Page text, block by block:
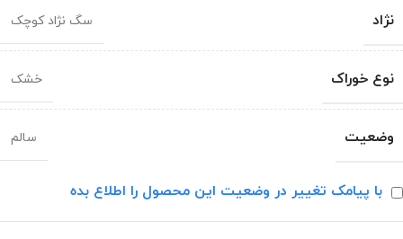
نژاد سگ نژاد کوچک
نوع خوراک خشک
وضعیت سالم
با پیامک تغییر در وضعیت این محصول را اطلاع بده